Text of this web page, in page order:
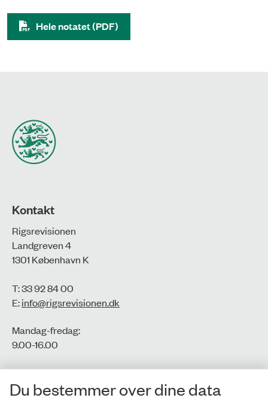
Hele notatet (PDF)
Kontakt
Rigsrevisionen
Landgreven 4
1301 København K
T: 33 92 84 00
E:info@rigsrevisionen.dk
Mandag-fredag:
9.00-16.00​
CVR-nr.: 77806113
EAN-nr.: 5798000016002
Du bestemmer over dine data